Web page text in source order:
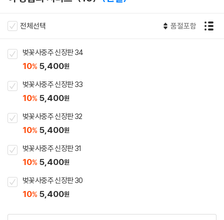
전체선택 품절포함
벚꽃사중주 신장판 34
10% 5,400원
벚꽃사중주 신장판 33
10% 5,400원
벚꽃사중주 신장판 32
10% 5,400원
벚꽃사중주 신장판 31
10% 5,400원
벚꽃사중주 신장판 30
10% 5,400원